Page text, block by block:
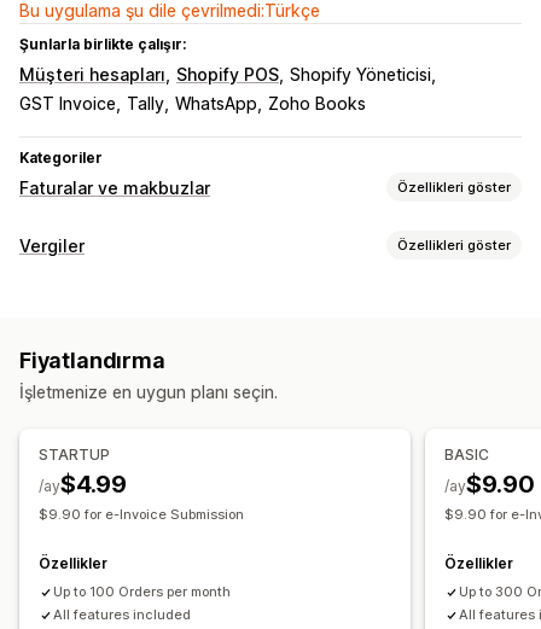
Bu uygulama şu dile çevrilmedi:Türkçe
Şunlarla birlikte çalışır:
Müşteri hesapları Shopify POS Shopify Yöneticisi
GST Invoice
Tally WhatsApp Zoho Books
Kategoriler
Faturalar ve makbuzlar Özellikleri göster
Belge türleri
Özelleştirme
Gönderen e-postası
Barkodlar
Logolar
Dosya yönetimi
Toplu indirme
PDF oluşturma
Yazdırıp dışa aktarma Raporlar
Ardışık numaralandırma
Vergiler Özellikleri göster
Vergi hesaplama
Kayıt
Vergi numarası doğrulama
Uyumluluk raporlama
Yerel vergi beyannameleri
Fiyatlandırma
İşletmenize en uygun planı seçin.
STARTUP
$4.99
/ay
$9.90 for e-Invoice Submission
Özellikler
Up to 100 Orders per month
All features included
BASIC
$9.90
/ay
$9.90 for e-
Özellikler
Up to 300
All features